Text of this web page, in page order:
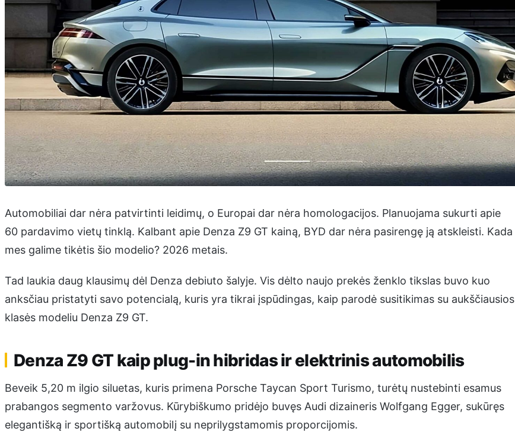
Automobiliai dar nėra patvirtinti leidimų, o Europai dar nėra homologacijos. Planuojama sukurti apie
60 pardavimo vietų tinklą. Kalbant apie Denza Z9 GT kainą, BYD dar nėra pasirengę ją atskleisti. Kada
mes galime tikėtis šio modelio? 2026 metais.
Tad laukia daug klausimų dėl Denza debiuto šalyje. Vis dėlto naujo prekės ženklo tikslas buvo kuo
anksčiau pristatyti savo potencialą, kuris yra tikrai įspūdingas, kaip parodė susitikimas su aukščiausios
klasės modeliu Denza Z9 GT.
Denza Z9 GT kaip plug-in hibridas ir elektrinis automobilis
Beveik 5,20 m ilgio siluetas, kuris primena Porsche Taycan Sport Turismo, turėtų nustebinti esamus
prabangos segmento varžovus. Kūrybiškumo pridėjo buvęs Audi dizaineris Wolfgang Egger, sukūręs
elegantišką ir sportišką automobilį su neprilygstamomis proporcijomis.